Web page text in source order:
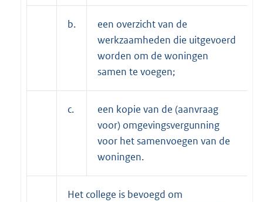
b.
een overzicht van de
werkzaamheden die uitgevoerd
worden om de woningen
samen te voegen;
c.
een kopie van de (aanvraag
voor) omgevingsvergunning
voor het samenvoegen van de
woningen.
Het college is bevoegd om